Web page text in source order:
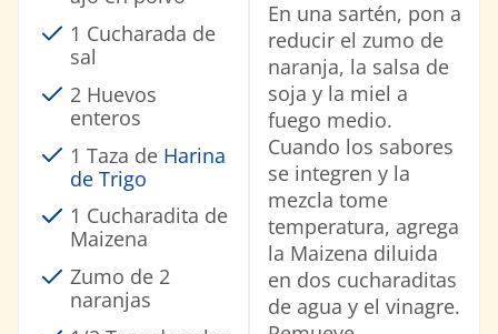
En una sartén, pon a
reducir el zumo de
naranja, la salsa de
soja y la miel a
fuego medio.
Cuando los sabores
se integren y la
mezcla tome
temperatura, agrega
la Maizena diluida
en dos cucharaditas
de agua y el vinagre.
1 Cucharada de
sal
2 Huevos
enteros
1 Taza de Harina
de Trigo
1 Cucharadita de
Maizena
Zumo de 2
naranjas